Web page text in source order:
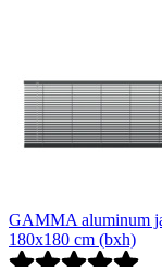
GAMMA aluminum
180x180 cm (bxh)